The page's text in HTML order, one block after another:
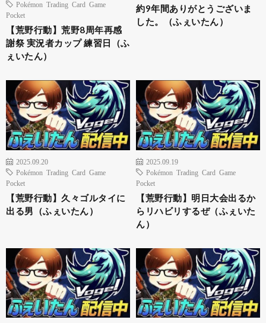
Pokémon Trading Card Game
Pocket
【荒野行動】荒野8周年再感
謝祭 実況者カップ 練習日（ふ
ぇいたん）
約9年間ありがとうございま
した。（ふぇいたん）
2025.09.20
Pokémon Trading Card Game
Pocket
【荒野行動】久々ゴルタイに
出る男（ふぇいたん）
2025.09.19
Pokémon Trading Card Game
Pocket
【荒野行動】明日大会出るか
らリハビリするぜ（ふぇいた
ん）